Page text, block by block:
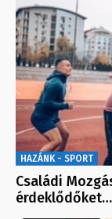
HAZÁNK - SPORT
Családi
érdeklődőket…